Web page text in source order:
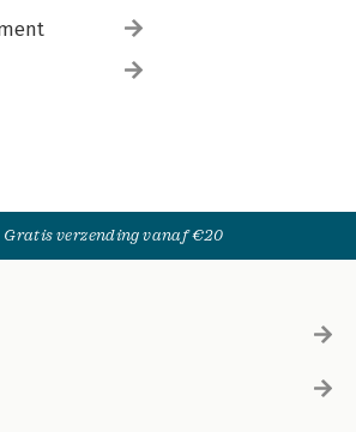
Gratis verzending vanaf €20